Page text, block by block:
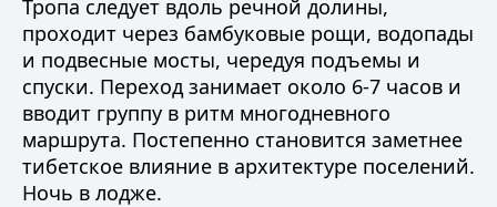
Тропа следует вдоль речной долины,
проходит через бамбуковые рощи, водопады
и подвесные мосты, чередуя подъемы и
спуски. Переход занимает около 6-7 часов и
вводит группу в ритм многодневного
маршрута. Постепенно становится заметнее
тибетское влияние в архитектуре поселений.
Ночь в лодже.